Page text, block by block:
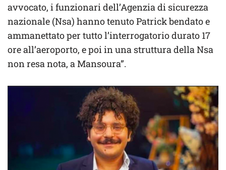
avvocato, i funzionari dell’Agenzia di sicurezza
nazionale (Nsa) hanno tenuto Patrick bendato e
ammanettato per tutto l’interrogatorio durato 17
ore all’aeroporto, e poi in una struttura della Nsa
non resa nota, a Mansoura”.